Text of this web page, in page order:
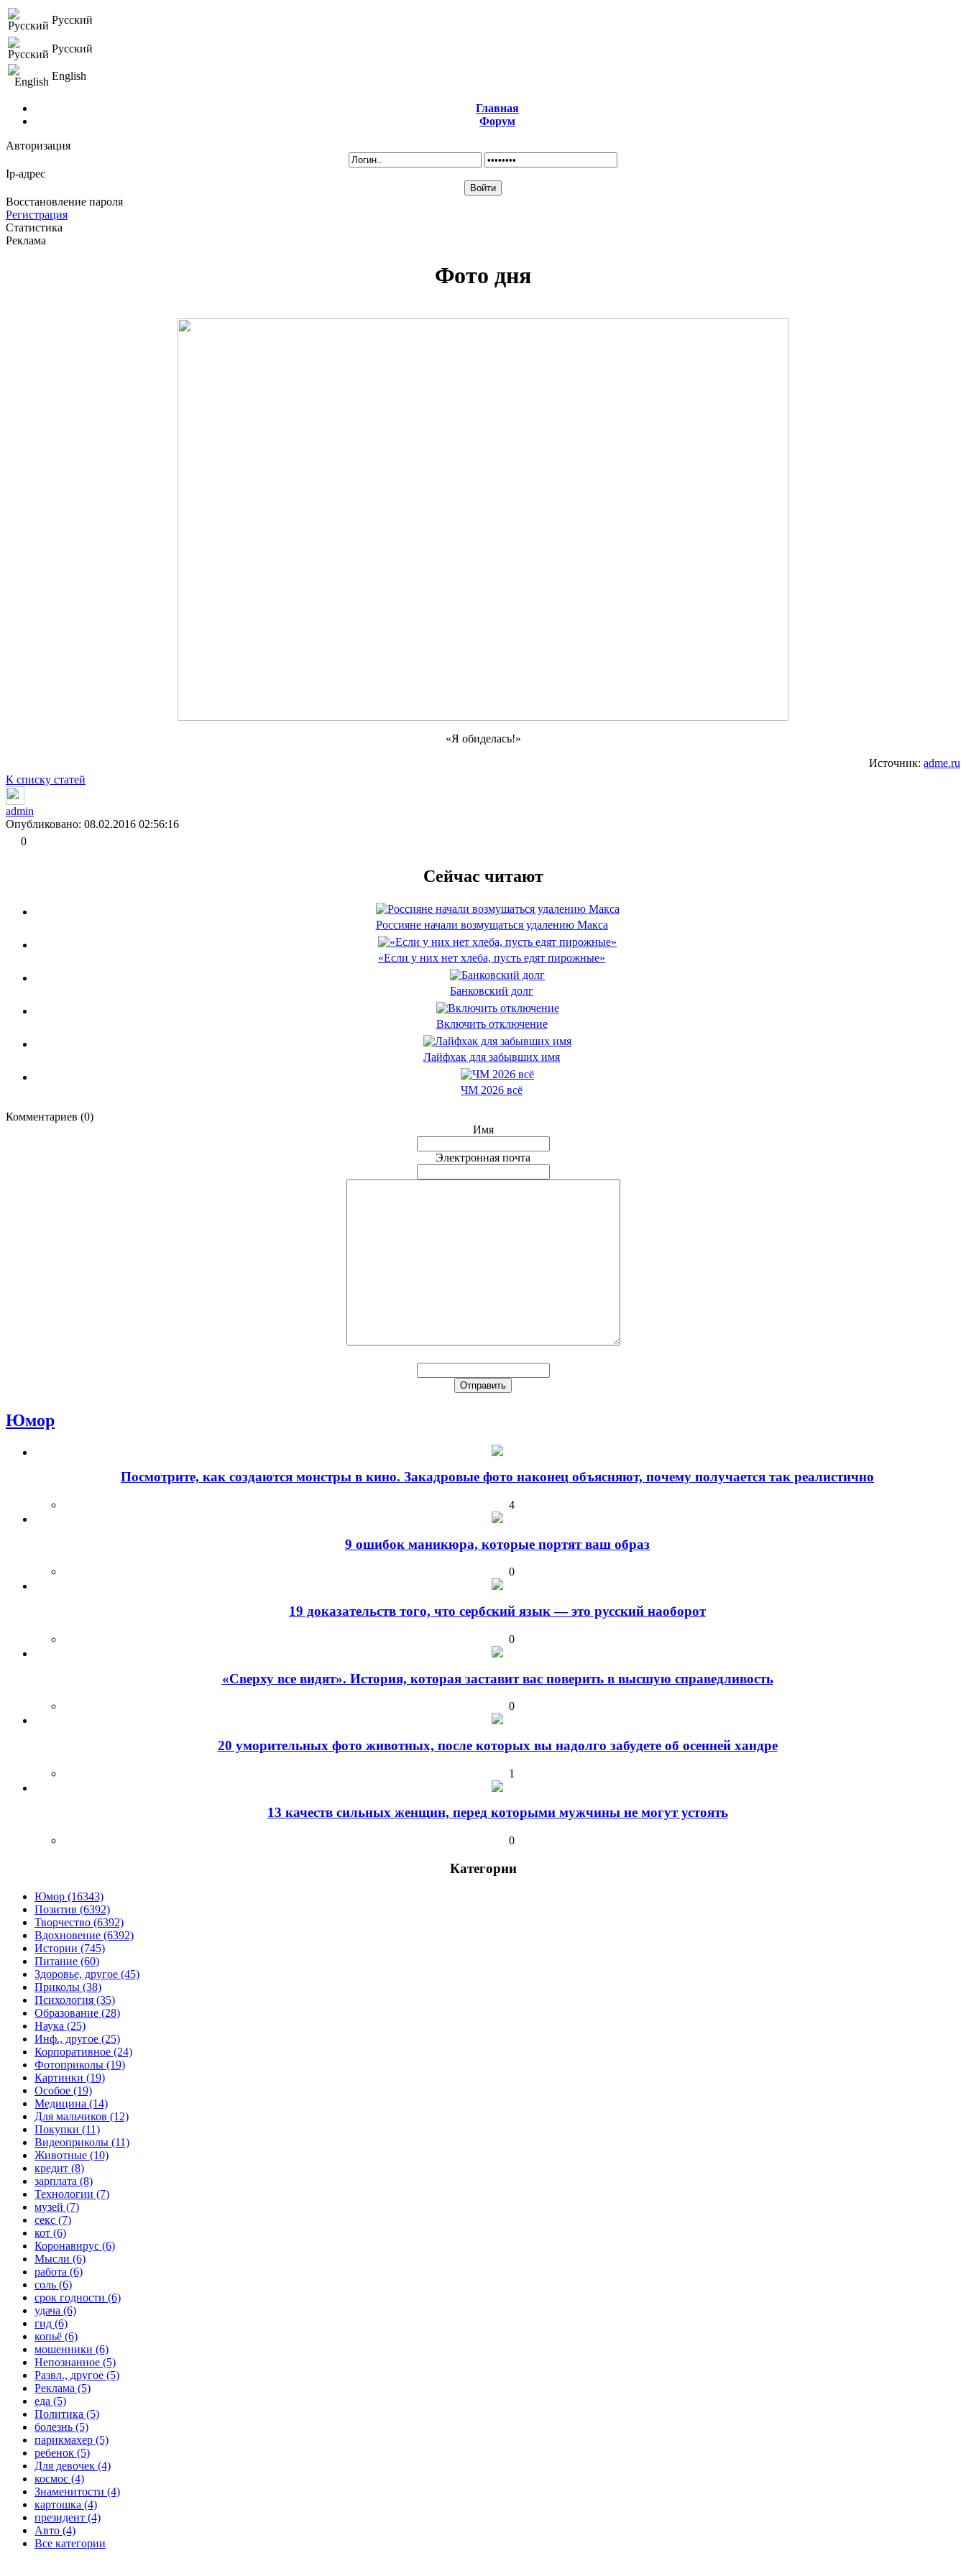
Русский
Русский
English
Главная
Форум
Авторизация
Ip-адрес
Восстановление пароля
Регистрация
Статистика
Реклама
Фото дня
«Я обиделась!»
Источник: adme.ru
К списку статей
admin
Опубликовано: 08.02.2016 02:56:16
0
Сейчас читают
Россияне начали возмущаться удалению Макса
«Если у них нет хлеба, пусть едят пирожные»
Банковский долг
Включить отключение
Лайфхак для забывших имя
ЧМ 2026 всё
Комментариев (0)
Имя
Электронная почта
Юмор
Посмотрите, как создаются монстры в кино. Закадровые фото наконец объясняют, почему получается так реалистично
4
9 ошибок маникюра, которые портят ваш образ
0
19 доказательств того, что сербский язык — это русский наоборот
0
«Сверху все видят». История, которая заставит вас поверить в высшую справедливость
0
20 уморительных фото животных, после которых вы надолго забудете об осенней хандре
1
13 качеств сильных женщин, перед которыми мужчины не могут устоять
0
Категории
Юмор (16343)
Позитив (6392)
Творчество (6392)
Вдохновение (6392)
Истории (745)
Питание (60)
Здоровье, другое (45)
Приколы (38)
Психология (35)
Образование (28)
Наука (25)
Инф., другое (25)
Корпоративное (24)
Фотоприколы (19)
Картинки (19)
Особое (19)
Медицина (14)
Для мальчиков (12)
Покупки (11)
Видеоприколы (11)
Животные (10)
кредит (8)
зарплата (8)
Технологии (7)
музей (7)
секс (7)
кот (6)
Коронавирус (6)
Мысли (6)
работа (6)
соль (6)
срок годности (6)
удача (6)
гид (6)
копьё (6)
мошенники (6)
Непознанное (5)
Развл., другое (5)
Реклама (5)
еда (5)
Политика (5)
болезнь (5)
парикмахер (5)
ребенок (5)
Для девочек (4)
космос (4)
Знаменитости (4)
картошка (4)
президент (4)
Авто (4)
Все категории